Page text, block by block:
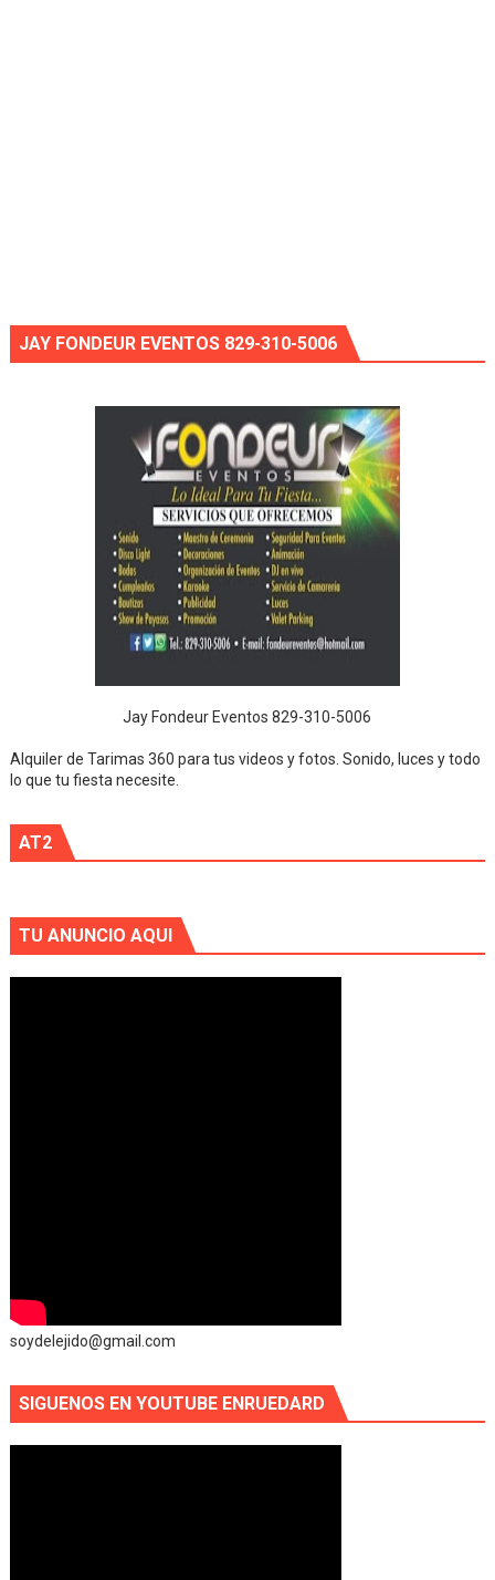
JAY FONDEUR EVENTOS 829-310-5006
Jay Fondeur Eventos 829-310-5006
Alquiler de Tarimas 360 para tus videos y fotos. Sonido, luces y todo
lo que tu fiesta necesite.
AT2
TU ANUNCIO AQUI
soydelejido@gmail.com
SIGUENOS EN YOUTUBE ENRUEDARD